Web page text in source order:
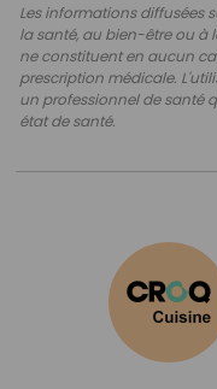
Les informations diffusées
la santé, au bien-être ou à
ne constituent en aucun
prescription médicale.
un professionnel de santé
état de santé.